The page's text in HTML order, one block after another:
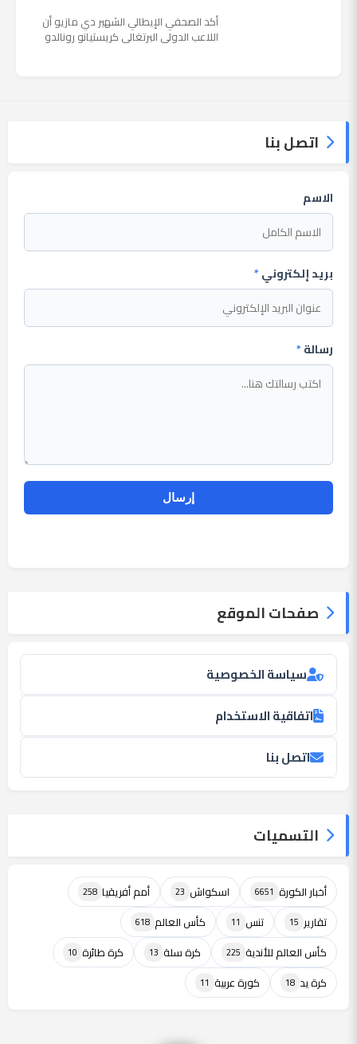
أكد الصحفي الإيطالي الشهير دي مازيو أن
اللاعب الدولي البرتغالي كريستيانو رونالدو
اتصل بنا
الاسم
بريد إلكتروني*
رسالة*
صفحات الموقع
سياسة الخصوصية
اتفاقية الاستخدام
اتصل بنا
التسميات
أخبار الكورة 6651 اسكواش 23 أمم أفريقيا 258
تقارير 15 تنس 11 كأس العالم 618
كأس العالم للأندية 225 كرة سلة 13 كرة طائرة 10
كرة يد 18 كورة عربية 11